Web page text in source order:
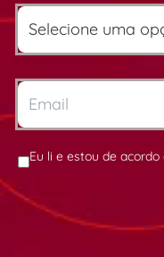
Eu li e estou de acordo